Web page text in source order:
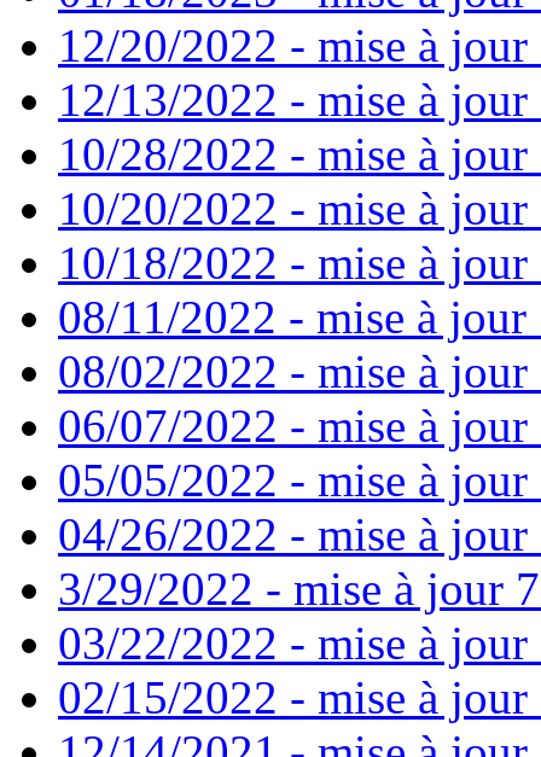
12/20/2022 - mise à jour
12/13/2022 - mise à
10/28/2022 - mise à jour
10/20/2022 - mise à jour
10/18/2022 - mise à jour
08/11/2022 - mise à jour
08/02/2022 - mise à
06/07/2022 - mise à jour
05/05/2022 - mise à jour
04/26/2022 - mise à jour
3/29/2022 - mise à jour
03/22/2022 - mise à jour
02/15/2022 - mise à